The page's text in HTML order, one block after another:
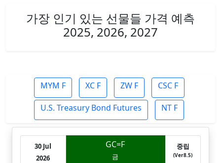
가장 인기 있는 선물들 가격 예측
2025, 2026, 2027
MYM F XC F ZW F CSC F
U.S. Treasury Bond Futures NT F
30 Jul
2026
GC=F
금
중립
(Ver8.5)